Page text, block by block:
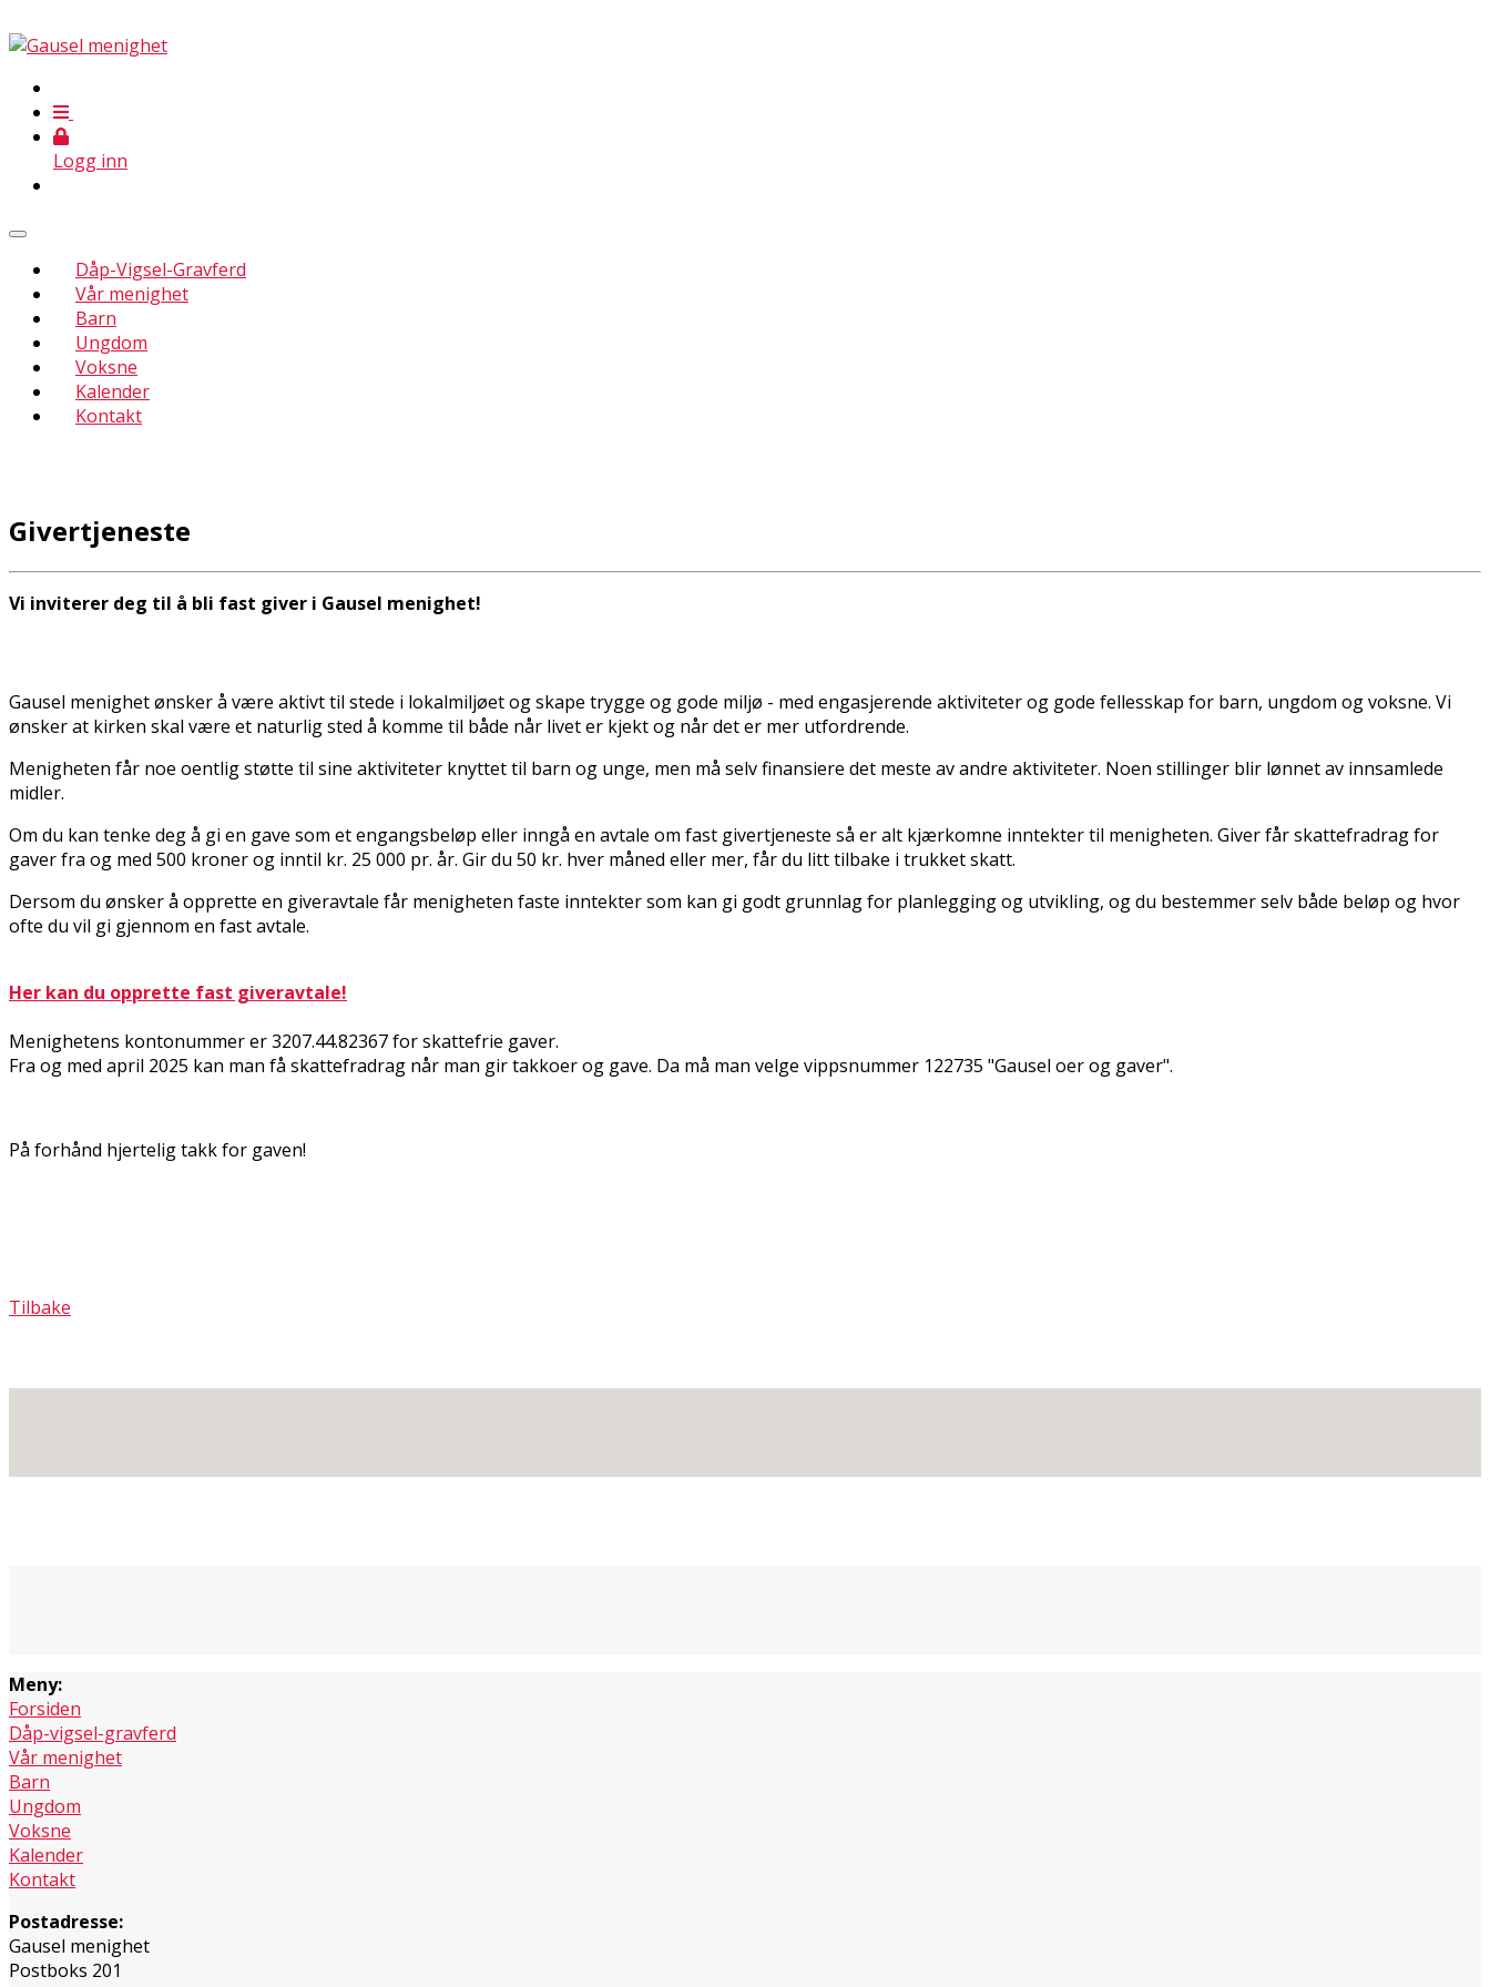
Logg inn
Dåp-Vigsel-Gravferd
Vår menighet
Barn
Ungdom
Voksne
Kalender
Kontakt
Givertjeneste
Vi inviterer deg til å bli fast giver i Gausel menighet!
Gausel menighet ønsker å være aktivt til stede i lokalmiljøet og skape trygge og gode miljø - med engasjerende aktiviteter og gode fellesskap for barn, ungdom og voksne. Vi
ønsker at kirken skal være et naturlig sted å komme til både når livet er kjekt og når det er mer utfordrende.
Menigheten får noe offentlig støtte til sine aktiviteter knyttet til barn og unge, men må selv finansiere det meste av andre aktiviteter. Noen stillinger blir lønnet av innsamlede
midler.
Om du kan tenke deg å gi en gave som et engangsbeløp eller inngå en avtale om fast givertjeneste så er alt kjærkomne inntekter til menigheten. Giver får skattefradrag for
gaver fra og med 500 kroner og inntil kr. 25 000 pr. år. Gir du 50 kr. hver måned eller mer, får du litt tilbake i trukket skatt.
Dersom du ønsker å opprette en giveravtale får menigheten faste inntekter som kan gi godt grunnlag for planlegging og utvikling, og du bestemmer selv både beløp og hvor
ofte du vil gi gjennom en fast avtale.
Her kan du opprette fast giveravtale!
Menighetens kontonummer er 3207.44.82367 for skattefrie gaver.
Fra og med april 2025 kan man få skattefradrag når man gir takkoffer og gave. Da må man velge vippsnummer 122735 "Gausel offer og gaver".
På forhånd hjertelig takk for gaven!
Tilbake
Meny:
Forsiden
Dåp-vigsel-gravferd
Vår menighet
Barn
Ungdom
Voksne
Kalender
Kontakt
Postadresse:
Gausel menighet
Postboks 201